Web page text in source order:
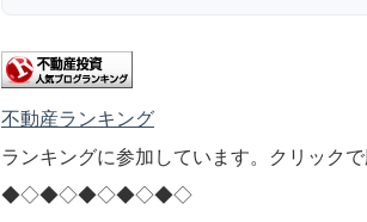
不動産ランキング
ランキングに参加しています。クリック
◆◇◆◇◆◇◆◇◆◇